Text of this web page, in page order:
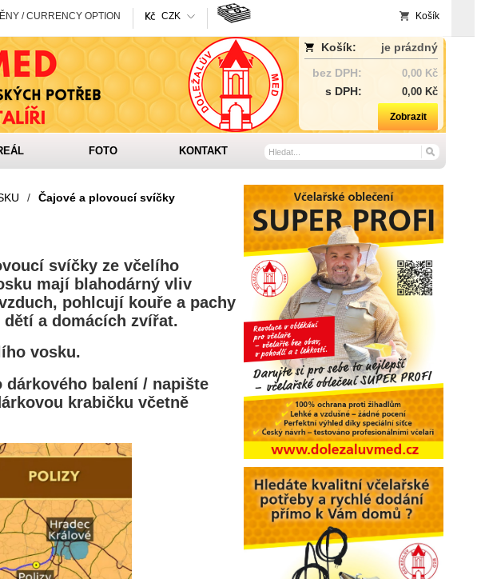
/ CURRENCY OPTION CZK Košík
Košík:
je prázdný
bez DPH:
0,00 Kč
s DPH: 0,00 Kč
Zobrazit
FOTO KONTAKT
/ Čajové a plovoucí svíčky
svíčky ze včelího
mají blahodárný vliv
pohlcují kouře a pachy
a domácích zvířat.
vosku.
dárkového balení / napište
krabičku včetně